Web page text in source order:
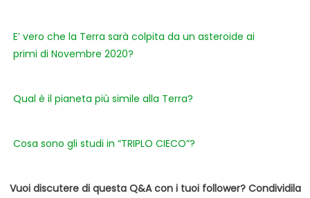
E’ vero che la Terra sarà colpita da un asteroide ai
primi di Novembre 2020?
Qual è il pianeta più simile alla Terra?
Cosa sono gli studi in “TRIPLO CIECO”?
Vuoi discutere di questa Q&A con i tuoi follower? Condividila